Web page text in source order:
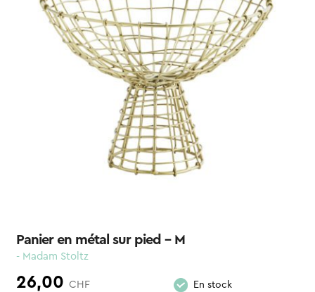
Panier en métal sur pied – M
- Madam Stoltz
26,00 CHF En stock